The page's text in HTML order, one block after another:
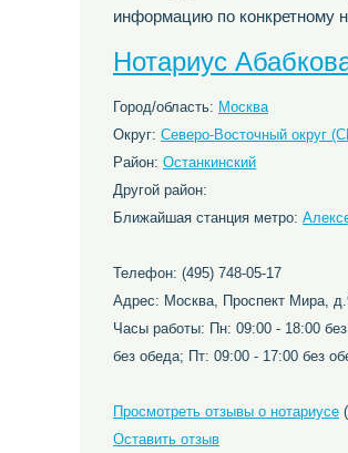
информацию по конкретному
Нотариус
Город/область: Москва
Округ: Северо-Восточный округ
Район: Останкинский
Другой район:
Ближайшая станция метро:
Телефон: (495) 748-05-17
Адрес: Москва, Проспект Мира,
Часы работы: Пн: 09:00 - 18:00
без обеда; Пт: 09:00 - 17:00 без
Просмотреть отзывы о нотариусе
Оставить отзыв